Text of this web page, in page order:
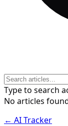
Type to search
No articles
← AI Tracker